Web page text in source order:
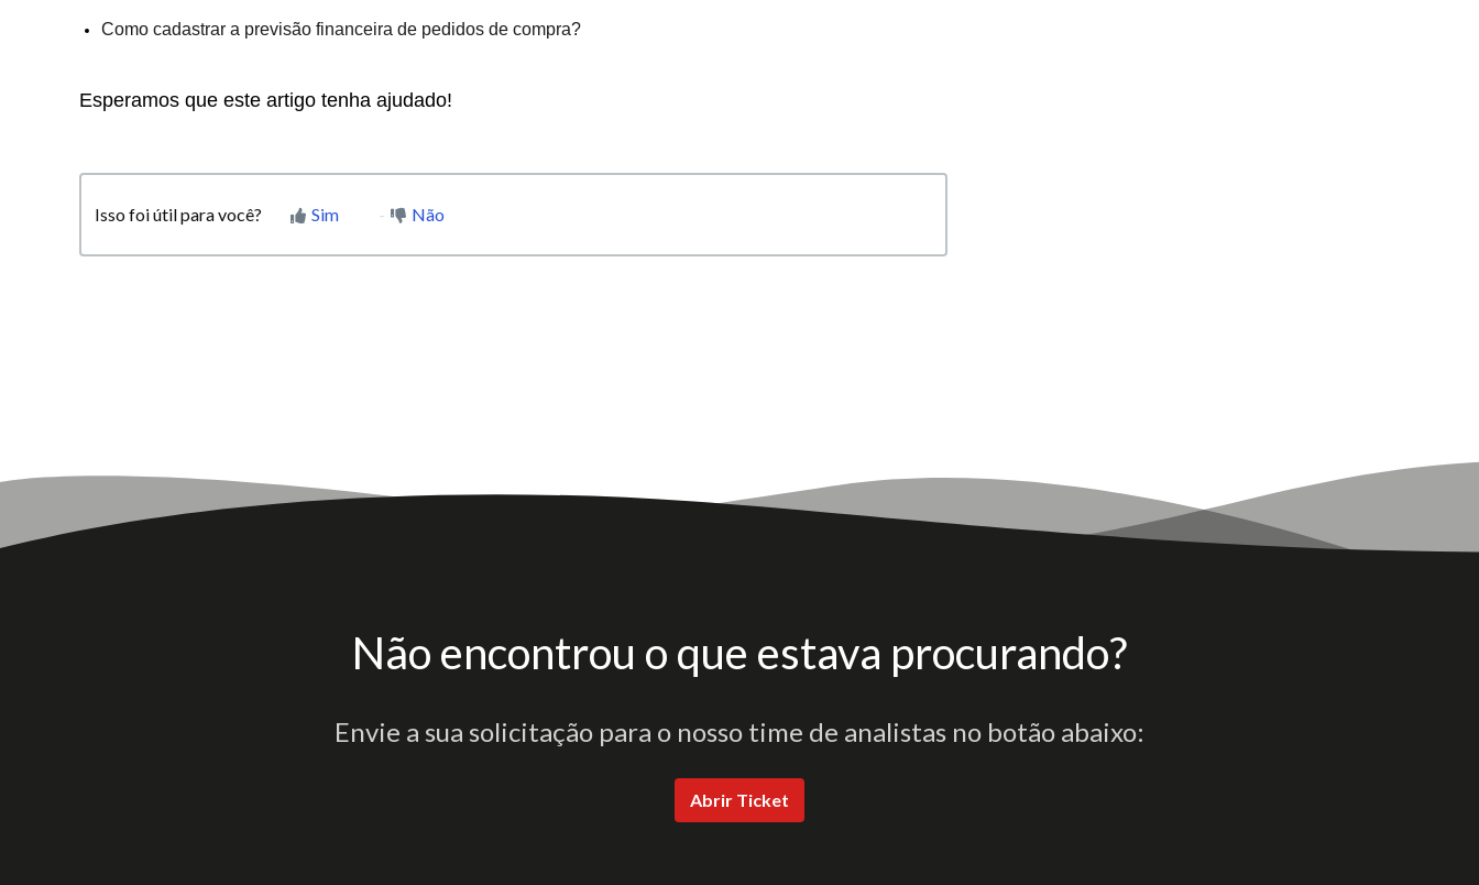
Como cadastrar a previsão financeira de pedidos de compra?
Esperamos que este artigo tenha ajudado!
Isso foi útil para você? Sim Não
Não encontrou o que estava procurando?
Envie a sua solicitação para o nosso time de analistas no botão abaixo:
Abrir Ticket